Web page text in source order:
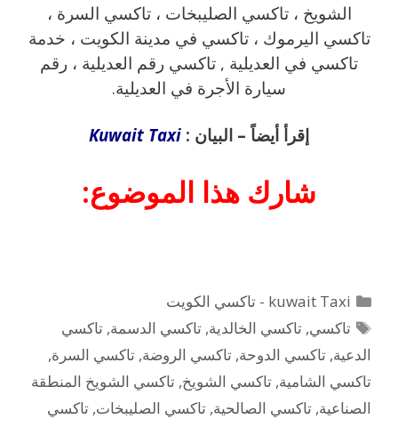
الشويخ ، تاكسي الصليبخات ، تاكسي السرة ،
تاكسي اليرموك ، تاكسي في مدينة الكويت ، خدمة
تاكسي في العديلية , تاكسي رقم العديلية ، رقم
سيارة الأجرة في العديلية.
إقرأ أيضاً – البيان : Kuwait Taxi
شارك هذا الموضوع:
التصنيفات
kuwait Taxi - تاكسي الكويت
الوسوم
تاكسي,تاكسي الخالدية,تاكسي الدسمة,تاكسي
الدعية, تاكسي الدوحة, تاكسي الروضة, تاكسي السرة,
تاكسي الشامية, تاكسي الشويخ, تاكسي الشويخ المنطقة
الصناعية, تاكسي الصالحية, تاكسي الصليبخات, تاكسي